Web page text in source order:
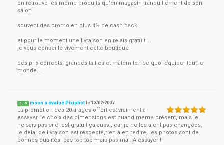
on retrouve les même produits qu'en magasin tranquillement de son
salon
souvent des promo en plus 4% de cash back
et pour le moment une livraison en relais gratuit....
je vous conseille vivement cette boutique
des prix corrects, grandes tailles et maternité.. de quoi équiper tout le
monde....
5 / 5 moon a évalué Pixiphot le13/02/2007
La promotion des 20 tirages offert est vraiment à
essayer, le choix des dimensions est quand meme présent, mais je
ne sais pas si c' est gratuit ça aussi, car je ne les aient pas changées,
le delai de livraison est réspecté,rien à en redire, les photos sont de
bonnes qualités, pas top top mais pas mal. A essayer !